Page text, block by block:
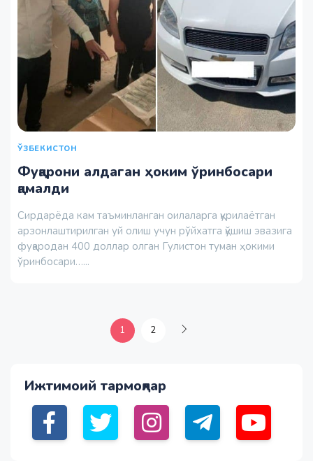
ЎЗБЕКИСТОН
Фуқарони алдаган ҳоким ўринбосари
қамалди
Сирдарёда кам таъминланган оилаларга қурилаётган
арзонлаштирилган уй олиш учун рўйхатга қўшиш эвазига
фуқародан 400 доллар олган Гулистон туман ҳокими
ўринбосари…...
1 2
Ижтимоий тармоқлар